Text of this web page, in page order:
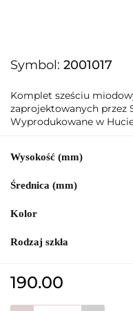
Symbol: 2001017
Komplet sześciu
zaprojektowanych przez
Wyprodukowane w Hucie
Wysokość (mm)
Średnica (mm)
Kolor
Rodzaj szkła
190.00